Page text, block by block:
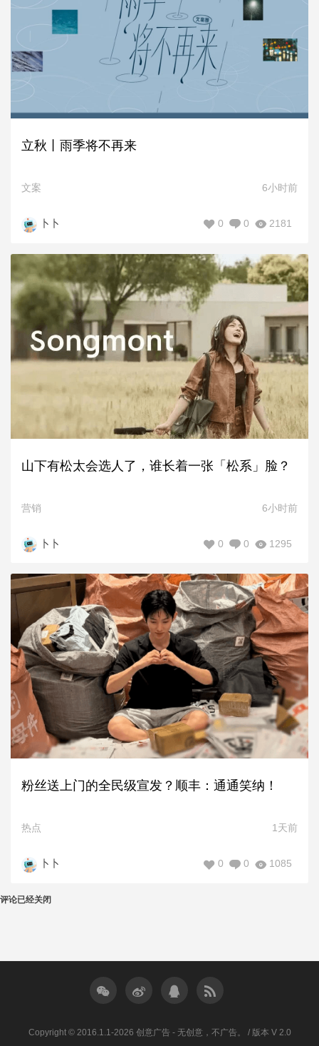
立秋丨雨季将不再来
文案 6小时前
卜卜 2181
0
0
山下有松太会选人了，谁长着一张「松系」脸？
营销 6小时前
卜卜 1295
0
0
粉丝送上门的全民级宣发？顺丰：通通笑纳！
热点 1天前
卜卜 1085
0
0
评论已经关闭
Copyright © 2016.1.1-2026 创意广告 - 无创意，不广告。 / 版本 V 2.0